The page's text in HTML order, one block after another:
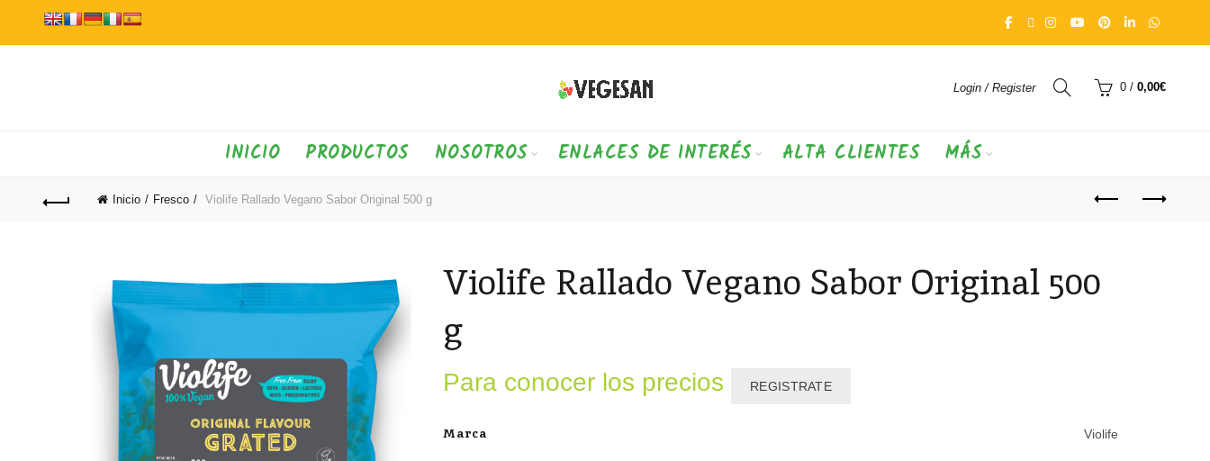
Login / Register 0 / 0,00€
INICIO PRODUCTOS NOSOTROS ENLACES DE INTERÉS ALTA CLIENTES MÁS
Inicio Fresco Violife Rallado Vegano Sabor Original 500 g
Violife Rallado Vegano Sabor Original 500
g
Para conocer los precios REGISTRATE
Marca Violife